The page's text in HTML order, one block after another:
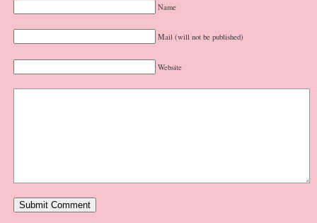
Name
Mail (will not be published)
Website